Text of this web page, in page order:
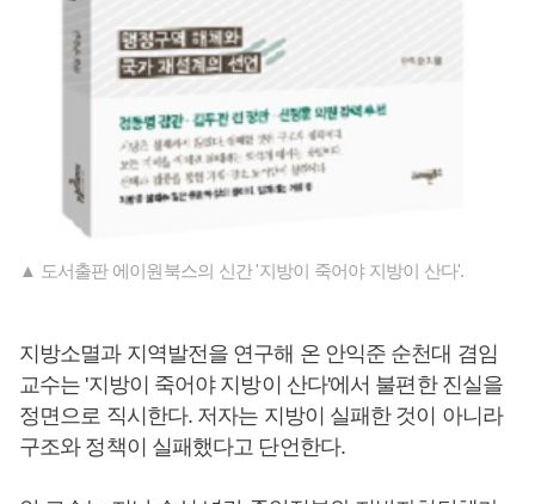
▲ 도서출판 에이원북스의 신간 '지방이 죽어야 지방이 산다'.
지방소멸과 지역발전을 연구해 온 안익준 순천대 겸임
교수는 '지방이 죽어야 지방이 산다'에서 불편한 진실을
정면으로 직시한다. 저자는 지방이 실패한 것이 아니라
구조와 정책이 실패했다고 단언한다.